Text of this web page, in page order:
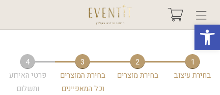
פתח סרגל נגישות
בחר אירוע +
1
בחירת עיצוב
2
בחירת מוצרים
3
בחירת המוצרים
וכל המאפיינים
4
פרטי האירוע
ותשלום